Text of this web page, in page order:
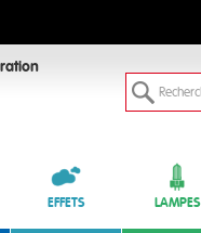
EFFETS LAMPES